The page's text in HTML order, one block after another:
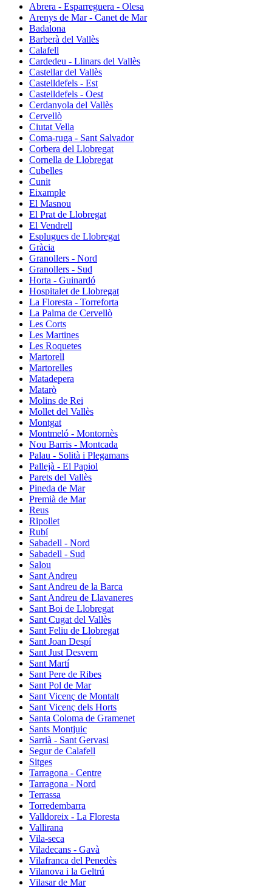
Abrera - Esparreguera - Olesa
Arenys de Mar - Canet de Mar
Badalona
Barberà del Vallès
Calafell
Cardedeu - Llinars del Vallès
Castellar del Vallès
Castelldefels - Est
Castelldefels - Oest
Cerdanyola del Vallès
Cervellò
Ciutat Vella
Coma-ruga - Sant Salvador
Corbera del Llobregat
Cornella de Llobregat
Cubelles
Cunit
Eixample
El Masnou
El Prat de Llobregat
El Vendrell
Esplugues de Llobregat
Gràcia
Granollers - Nord
Granollers - Sud
Horta - Guinardó
Hospitalet de Llobregat
La Floresta - Torreforta
La Palma de Cervellò
Les Corts
Les Martines
Les Roquetes
Martorell
Martorelles
Matadepera
Matarò
Molins de Rei
Mollet del Vallès
Montgat
Montmeló - Montornès
Nou Barris - Montcada
Palau - Solità i Plegamans
Pallejà - El Papiol
Parets del Vallès
Pineda de Mar
Premià de Mar
Reus
Ripollet
Rubí
Sabadell - Nord
Sabadell - Sud
Salou
Sant Andreu
Sant Andreu de la Barca
Sant Andreu de Llavaneres
Sant Boi de Llobregat
Sant Cugat del Vallès
Sant Feliu de Llobregat
Sant Joan Despí
Sant Just Desvern
Sant Martí
Sant Pere de Ribes
Sant Pol de Mar
Sant Vicenç de Montalt
Sant Vicenç dels Horts
Santa Coloma de Gramenet
Sants Montjuic
Sarrià - Sant Gervasi
Segur de Calafell
Sitges
Tarragona - Centre
Tarragona - Nord
Terrassa
Torredembarra
Valldoreix - La Floresta
Vallirana
Vila-seca
Viladecans - Gavà
Vilafranca del Penedès
Vilanova i la Geltrú
Vilasar de Mar